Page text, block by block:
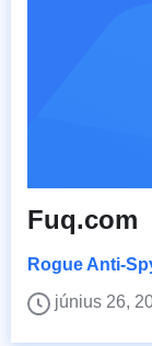
Fuq.com
Rogue Anti-
június 26,